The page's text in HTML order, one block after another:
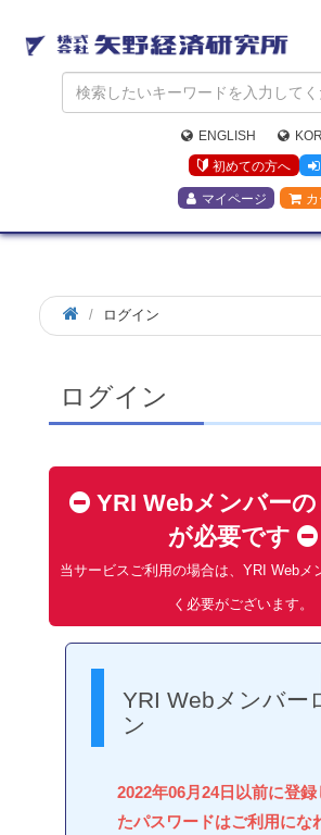
矢
野
経
済
研
究
所
ENGLISH
初めての方へ
マイページ カ
ログイン
ログイン
YRI Webメンバー
が必要です
当サービスご利用の場合は、YRI Webメ
く必要がございます。
YRI Webメンバー
ン
2022年06月24日以前に登録
たパスワードはご利用にな